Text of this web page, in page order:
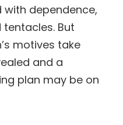
dependence,
But
motives take
and a
plan may be on